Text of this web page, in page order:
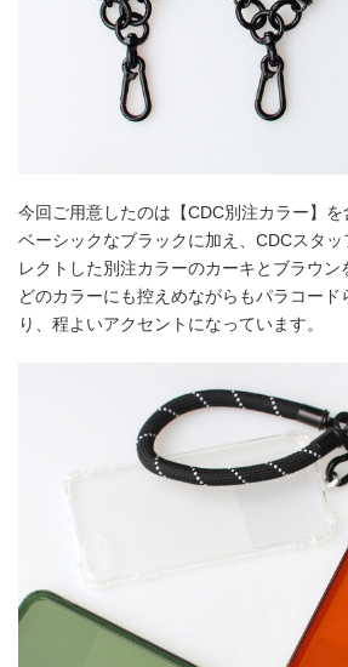
今回ご用意したのは【CDC別注カラー】を
ベーシックなブラックに加え、CDCスタ
レクトした別注カラーのカーキとブラウン
どのカラーにも控えめながらもパラコード
り、程よいアクセントになっています。